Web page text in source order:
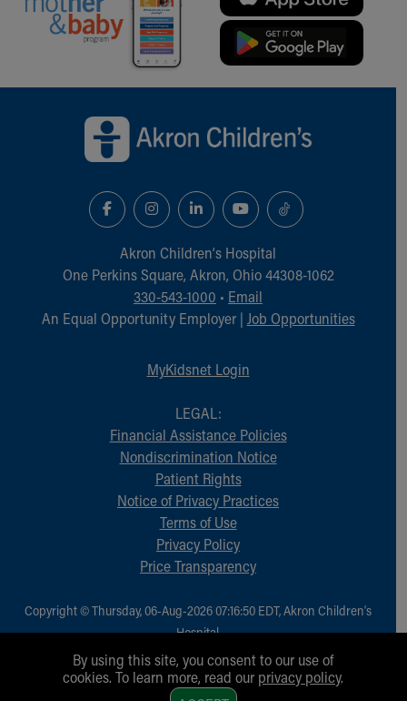
Akron Children‘s Hospital
One Perkins Square, Akron, Ohio 44308-1062
330-543-1000 • Email
An Equal Opportunity Employer | Job Opportunities
MyKidsnet Login
LEGAL:
Financial Assistance Policies
Nondiscrimination Notice
Patient Rights
Notice of Privacy Practices
Terms of Use
Privacy Policy
Price Transparency
Copyright © Thursday, 06-Aug-2026 07:16:50 EDT, Akron Children‘s
Hospital.
All Rights Reserved.
By using this site, you consent to our use of
cookies. To learn more, read our privacy policy.